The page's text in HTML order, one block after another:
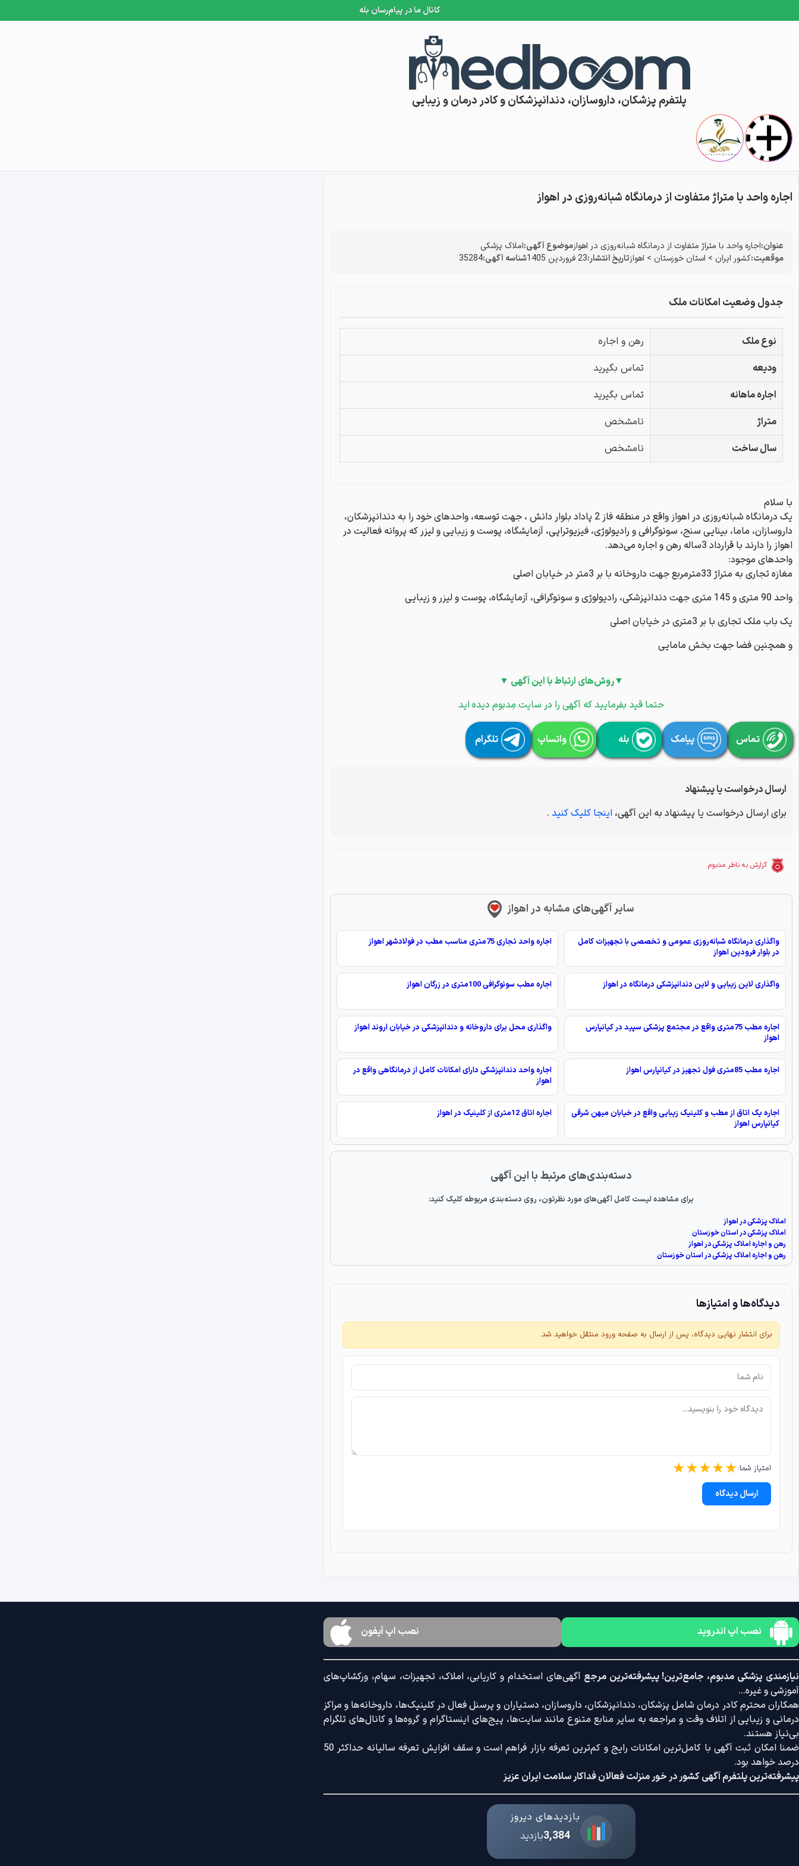
کانال ما در پیام‌رسان بله
Skip to content
پلتفرم پزشکان، داروسازان، دندانپزشکان و کادر درمان و زیبایی
اجاره واحد با متراژ متفاوت از درمانگاه شبانه‌روزی در اهواز
عنوان:اجاره واحد با متراژ متفاوت از درمانگاه شبانه‌روزی در اهوازموضوع آگهی:املاک پزشکی
موقعیت:کشور ایران > استان خوزستان > اهوازتاریخ انتشار:23 فروردین 1405 شناسه آگهی:35284
جدول وضعیت امکانات ملک
نوع ملک
رهن و اجاره
ودیعه
تماس بگیرید
اجاره ماهانه
تماس بگیرید
متراژ
نامشخص
سال ساخت
نامشخص
با سلام
یک درمانگاه شبانه‌روزی در اهواز واقع در منطقه فاز 2 پاداد بلوار دانش ، جهت توسعه، واحدهای خود را به دندانپزشکان،
داروسازان، ماما، بینایی سنج، سونوگرافی و رادیولوژی، فیزیوتراپی، آزمایشگاه، پوست و زیبایی و لیزر که پروانه فعالیت در
اهواز را دارند با قرارداد 3ساله رهن و اجاره می‎‌دهد.
واحدهای موجود:
مغازه تجاری به متراژ 33مترمربع جهت داروخانه با بر 3متر در خیابان اصلی
واحد 90 متری و 145 متری جهت دندانپزشکی، رادیولوژی و سونوگرافی، آزمایشگاه، پوست و لیزر و زیبایی
یک باب ملک تجاری با بر 3متری در خیابان اصلی
و همچنین فضا جهت بخش مامایی
▼روش‌های ارتباط با این آگهی ▼
حتما قید بفرمایید که آگهی را در سایت مِدبوم دیده اید
تماس پیامک بله واتساپ تلگرام
ارسال درخواست یا پیشنهاد
برای ارسال درخواست یا پیشنهاد به این آگهی، اینجا کلیک کنید .
گزارش به ناظر مدبوم
سایر آگهی‌های مشابه در اهواز
واگذاری درمانگاه شبانه‌روزی عمومی و تخصصی با تجهیزات کامل
در بلوار فرودین اهواز
اجاره واحد تجاری 75متری مناسب مطب در فولادشهر اهواز
واگذاری لاین زیبایی و لاین دندانپزشکی درمانگاه در اهواز اجاره مطب سونوگرافی 100متری در زرگان اهواز
اجاره مطب 75متری واقع در مجتمع پزشکی سپید در کیانپارس
اهواز
واگذاری محل برای داروخانه و دندانپزشکی در خیابان اروند اهواز
اجاره مطب 85متری فول تجهیز در کیانپارس اهواز
اجاره واحد دندانپزشکی دارای امکانات کامل از درمانگاهی واقع در
اهواز
اجاره یک اتاق از مطب و کلینیک زیبایی واقع در خیابان میهن شرقی
کیانپارس اهواز
اجاره اتاق 12متری از کلینیک در اهواز
دسته‌بندی‌های مرتبط با این آگهی
برای مشاهده لیست کامل آگهی‌های مورد نظرتون، روی دسته‌بندی مربوطه کلیک کنید:
املاک پزشکی در اهواز
املاک پزشکی در استان خوزستان
رهن و اجاره املاک پزشکی در اهواز
رهن و اجاره املاک پزشکی در استان خوزستان
دیدگاه‌ها و امتیازها
برای انتشار نهایی دیدگاه، پس از ارسال به صفحه ورود منتقل خواهید شد.
امتیاز شما: ★★★★★
ارسال دیدگاه
نصب اپ اندروید نصب اپ آیفون
نیازمندی پزشکی مدبوم، جامع‌ترین! پیشرفته‌ترین مرجعآگهی‌های استخدام و کاریابی، املاک، تجهیزات، سهام، ورکشاپ‌های
آموزشی و غیره...
همکاران محترم کادر درمان شامل پزشکان، دندانپزشکان، داروسازان، دستیاران و پرسنل فعال در کلینیک‌ها، داروخانه‌ها و مراکز
درمانی و زیبایی از اتلاف وقت و مراجعه به سایر منابع متنوع مانند سایت‌ها، پیج‌های اینستاگرام و گروه‌ها و کانال‌های تلگرام
بی‌نیاز هستند.
ضمنا امکان ثبت آگهی با کامل‌ترین امکانات رایج و کم‌ترین تعرفه بازار فراهم است و سقف افزایش تعرفه سالیانه حداکثر 50
درصد خواهد بود.
پیشرفته‌ترین پلتفرم آگهی کشور در خور منزلت فعالان فداکار سلامت ایران عزیز
بازدیدهای دیروز
3,384بازدید